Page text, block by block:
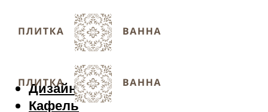
Дизайн
Кафель